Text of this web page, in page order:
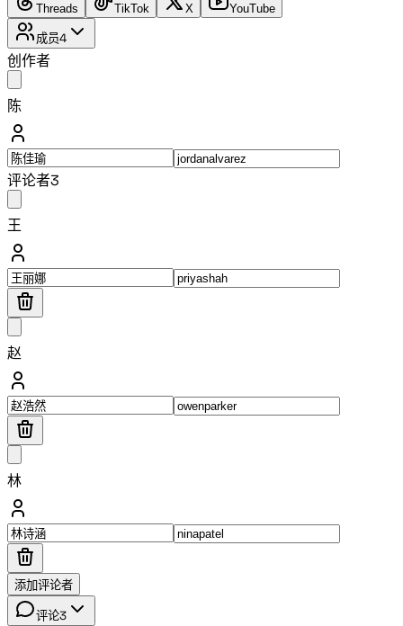
Threads TikTok X YouTube
成员4
创作者
陈
评论者3
王
赵
林
添加评论者
评论3